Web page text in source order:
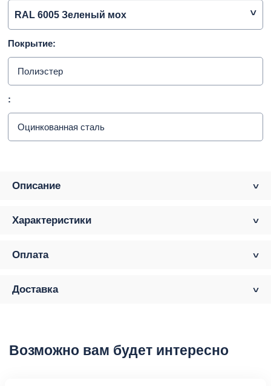
RAL 6005 Зеленый мох
Покрытие:
Полиэстер
:
Оцинкованная сталь
Описание
Характеристики
Оплата
Доставка
Возможно вам будет интересно